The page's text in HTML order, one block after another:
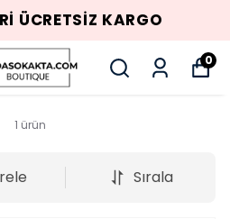
ÜCRETSIZ KARGO
0
1 ürün
Sırala